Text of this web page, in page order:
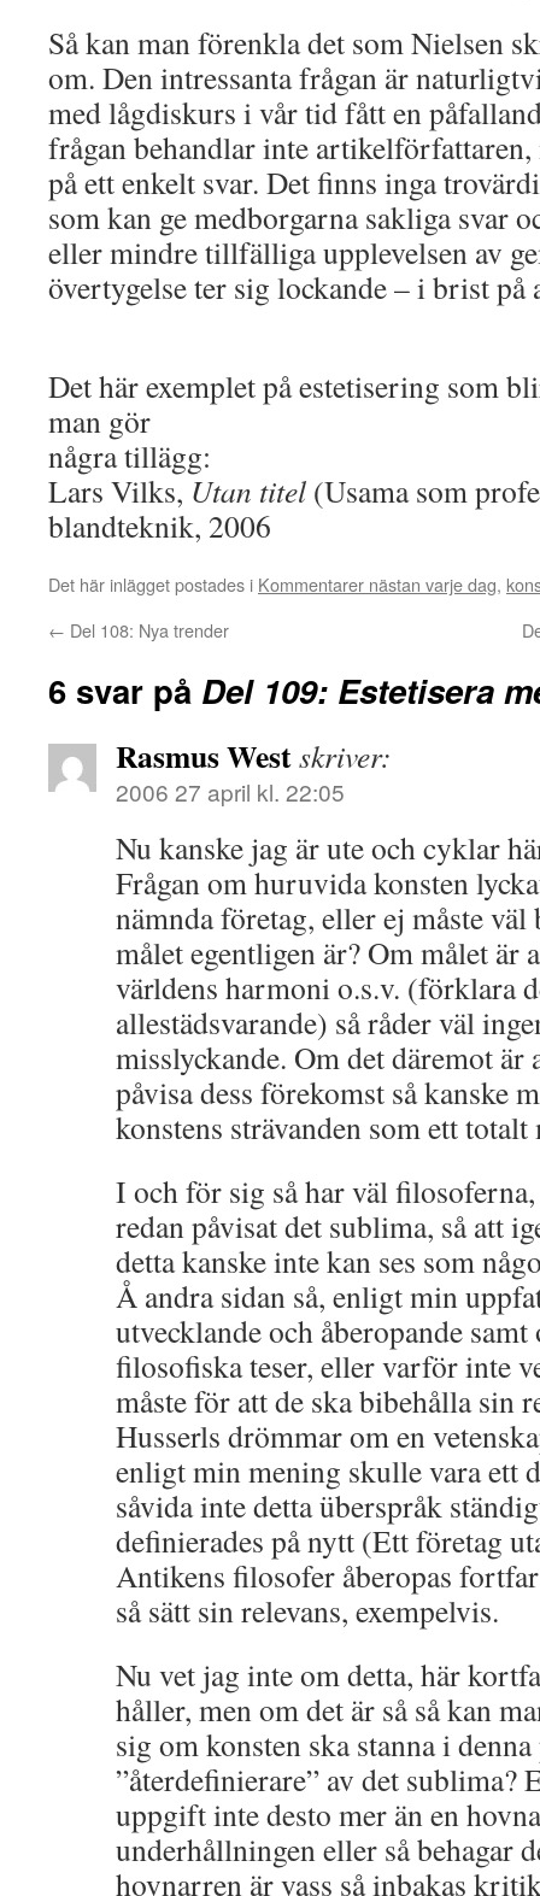
Så kan man förenkla det som Nielsen
om. Den intressanta frågan är
med lågdiskurs i vår tid fått en
frågan behandlar inte artikelförfattaren,
på ett enkelt svar. Det finns inga
som kan ge medborgarna sakliga svar
eller mindre tillfälliga upplevelsen av
övertygelse ter sig lockande – i brist på
Det här exemplet på estetisering som
man gör
några tillägg:
Lars Vilks, Utan titel (Usama som
blandteknik, 2006
Det här inlägget postades i Kommentarer nästan varje dag,
← Del 108: Nya trender
6 svar på Del 109: Estetisera
Rasmus Westskriver:
2006 27 april kl. 22:05
Nu kanske jag är ute och cyklar
Frågan om huruvida konsten
nämnda företag, eller ej måste
målet egentligen är? Om målet är
världens harmoni o.s.v. (förklara
allestädsvarande) så råder väl
misslyckande. Om det däremot är
påvisa dess förekomst så kanske
konstens strävanden som ett totalt
I och för sig så har väl
redan påvisat det sublima, så att
detta kanske inte kan ses som
Å andra sidan så, enligt min
utvecklande och åberopande
filosofiska teser, eller varför inte
måste för att de ska bibehålla sin
Husserls drömmar om en
enligt min mening skulle vara ett
såvida inte detta überspråk
definierades på nytt (Ett företag
Antikens filosofer åberopas
så sätt sin relevans, exempelvis.
Nu vet jag inte om detta, här
håller, men om det är så så kan
sig om konsten ska stanna i
”återdefinierare” av det sublima?
uppgift inte desto mer än en
underhållningen eller så behagar
hovnarren är vass så inbakas